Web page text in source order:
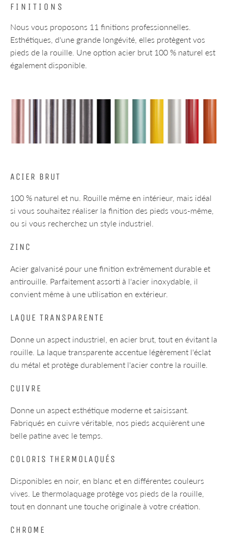
FINITIONS
Nous vous proposons 11 finitions professionnelles.
Esthétiques, d'une grande longévité, elles protègent vos
pieds de la rouille. Une option acier brut 100 % naturel est
également disponible.
ACIER BRUT
100 % naturel et nu. Rouille même en intérieur, mais idéal
si vous souhaitez réaliser la finition des pieds vous-même,
ou si vous recherchez un style industriel.
ZINC
Acier galvanisé pour une finition extrêmement durable et
antirouille. Parfaitement assorti à l'acier inoxydable, il
convient même à une utilisation en extérieur.
LAQUE TRANSPARENTE
Donne un aspect industriel, en acier brut, tout en évitant la
rouille. La laque transparente accentue légèrement l'éclat
du métal et protège durablement l'acier contre la rouille.
CUIVRE
Donne un aspect esthétique moderne et saisissant.
Fabriqués en cuivre véritable, nos pieds acquièrent une
belle patine avec le temps.
COLORIS THERMOLAQUÉS
Disponibles en noir, en blanc et en différentes couleurs
vives. Le thermolaquage protège vos pieds de la rouille,
tout en donnant une touche originale à votre création.
CHROME